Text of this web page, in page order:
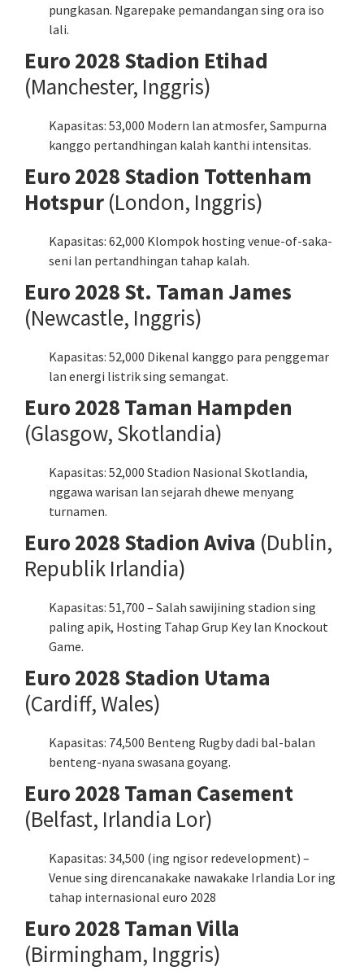
pungkasan. Ngarepake pemandangan sing ora iso
lali.
Euro 2028 Stadion Etihad
(Manchester, Inggris)
Kapasitas: 53,000 Modern lan atmosfer, Sampurna
kanggo pertandhingan kalah kanthi intensitas.
Euro 2028 Stadion Tottenham
Hotspur (London, Inggris)
Kapasitas: 62,000 Klompok hosting venue-of-saka-
seni lan pertandhingan tahap kalah.
Euro 2028 St. Taman James
(Newcastle, Inggris)
Kapasitas: 52,000 Dikenal kanggo para penggemar
lan energi listrik sing semangat.
Euro 2028 Taman Hampden
(Glasgow, Skotlandia)
Kapasitas: 52,000 Stadion Nasional Skotlandia,
nggawa warisan lan sejarah dhewe menyang
turnamen.
Euro 2028 Stadion Aviva (Dublin,
Republik Irlandia)
Kapasitas: 51,700 – Salah sawijining stadion sing
paling apik, Hosting Tahap Grup Key lan Knockout
Game.
Euro 2028 Stadion Utama
(Cardiff, Wales)
Kapasitas: 74,500 Benteng Rugby dadi bal-balan
benteng-nyana swasana goyang.
Euro 2028 Taman Casement
(Belfast, Irlandia Lor)
Kapasitas: 34,500 (ing ngisor redevelopment) –
Venue sing direncanakake nawakake Irlandia Lor ing
tahap internasional euro 2028
Euro 2028 Taman Villa
(Birmingham, Inggris)